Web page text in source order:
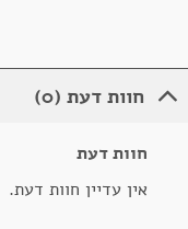
חוות דעת (0)
חוות דעת
אין עדיין חוות דעת.